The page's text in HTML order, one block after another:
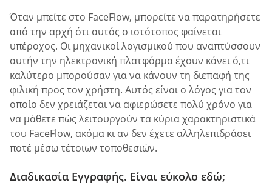
Όταν μπείτε στο FaceFlow, μπορείτε να παρατηρήσετε
από την αρχή ότι αυτός ο ιστότοπος φαίνεται
υπέροχος. Οι μηχανικοί λογισμικού που αναπτύσσουν
αυτήν την ηλεκτρονική πλατφόρμα έχουν κάνει ό,τι
καλύτερο μπορούσαν για να κάνουν τη διεπαφή της
φιλική προς τον χρήστη. Αυτός είναι ο λόγος για τον
οποίο δεν χρειάζεται να αφιερώσετε πολύ χρόνο για
να μάθετε πώς λειτουργούν τα κύρια χαρακτηριστικά
του FaceFlow, ακόμα κι αν δεν έχετε αλληλεπιδράσει
ποτέ μέσω τέτοιων τοποθεσιών.
Διαδικασία Εγγραφής. Είναι εύκολο εδώ;